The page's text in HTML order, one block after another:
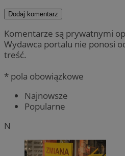
Dodaj komentarz
Komentarze są prywatnymi
Wydawca portalu nie ponosi
treść.
* pola obowiązkowe
Najnowsze
Popularne
N